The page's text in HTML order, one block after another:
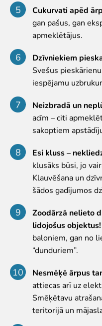
Ekskursiju un nodarbību
Dzīvnieki
Dzīvnieki
Vēro dzīvnieku barošanu!
Tropu mājas digitālā tūre
Lemuru tiešraide
Sliņķu tiešraide
Lauvu mājas tiešraide
Zinātne
Savvaļas dzīvnieku
Atbalstītie projekti
Pētījumi un publikācijas
Iespējas skolēniem un
Studentu izstrādātie darbi
Izglītība
ZooSkola
Izglītības stratēģija
"Zinarium" apmeklējums
Kohēzijas fonda projekts
LVAF projekti
"Cīruļi"
Cukurvati apēd
gan pašus, gan
apmeklētājus.
Dzīvniekiem
Svešus
iespējamu
Neizbradā un
acīm – citi
sakoptiem
Esi kluss –
klusāks būsi, jo
Klauvēšana un
šādos gadījumos
Zoodārzā nelieto
lidojošus objektus!
baloniem, gan no
“dunduriem”.
Nesmēķē ārpus
attiecas arī uz
Smēķētavu
teritorijā un